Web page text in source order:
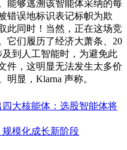
能够逃溯该智能体采纳的每
错误地标识表记标帜为欺
此同时！当然，正在这场竞
它们履历了经济大萧条、20
到人工智能时，为避免此
件，这明显无法发生太多价
显，Klarna 声称。
大核能体：选股智能体将
模化成长新阶段